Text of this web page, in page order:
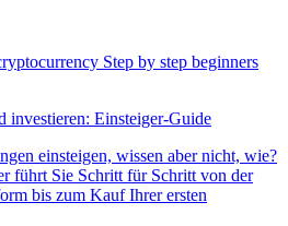
investieren: Einsteiger-Guide
einsteigen, wissen aber nicht, wie?
führt Sie Schritt für Schritt von der
bis zum Kauf Ihrer ersten